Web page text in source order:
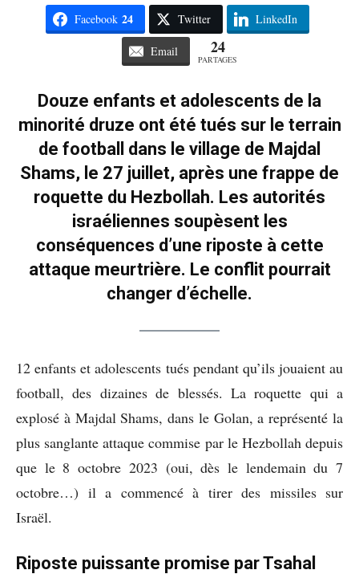
Facebook 24 Twitter LinkedIn
Email 24
PARTAGES
Douze enfants et adolescents de la
minorité druze ont été tués sur le terrain
de football dans le village de Majdal
Shams, le 27 juillet, après une frappe de
roquette du Hezbollah. Les autorités
israéliennes soupèsent les
conséquences d’une riposte à cette
attaque meurtrière. Le conflit pourrait
changer d’échelle.
12 enfants et adolescents tués pendant qu’ils jouaient au
football, des dizaines de blessés. La roquette qui a
explosé à Majdal Shams, dans le Golan, a représenté la
plus sanglante attaque commise par le Hezbollah depuis
que le 8 octobre 2023 (oui, dès le lendemain du 7
octobre…) il a commencé à tirer des missiles sur
Israël.
Riposte puissante promise par Tsahal